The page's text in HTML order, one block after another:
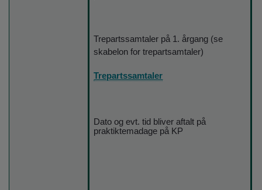
Trepartssamtaler på 1. årgang (se
skabelon for trepartsamtaler)
Trepartssamtaler
Dato og evt. tid bliver aftalt på
praktiktemadage på KP